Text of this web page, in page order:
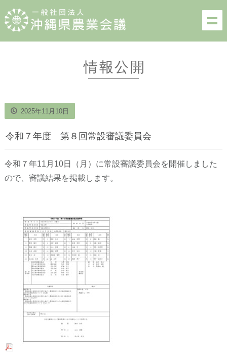
情報公開
2025年11月10日
令和７年度 第８回常設審議委員会
令和７年11月10日（月）に常設審議委員会を開催しました
ので、審議結果を掲載します。